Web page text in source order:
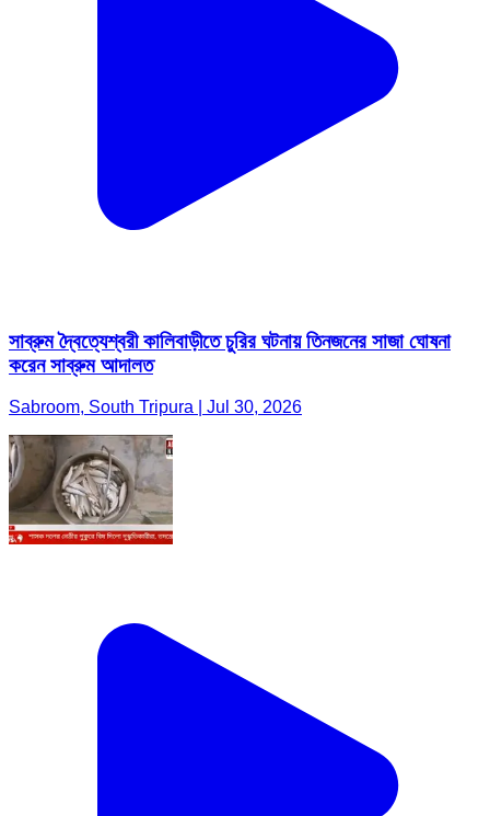
সাব্রুম দ্বৈত্যেশ্বরী কালিবাড়ীতে চুরির ঘটনায় তিনজনের সাজা ঘোষনা
করেন সাব্রুম আদালত
Sabroom, South Tripura | Jul 30, 2026